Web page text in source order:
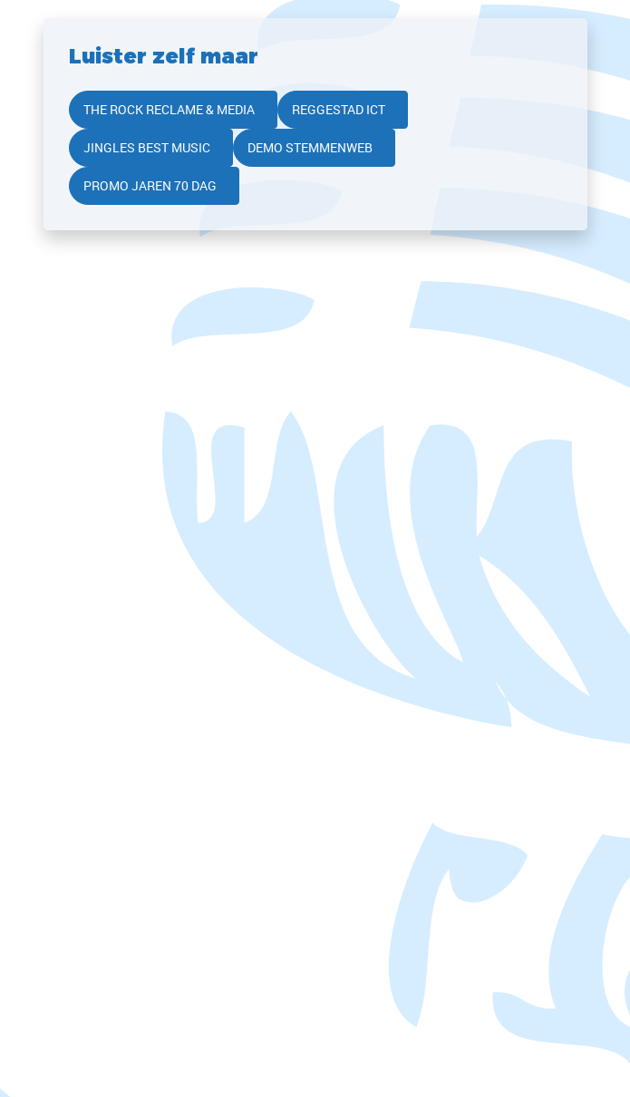
Luister zelf maar
THE ROCK RECLAME & MEDIA REGGESTAD ICT
JINGLES BEST MUSIC DEMO STEMMENWEB
PROMO JAREN 70 DAG